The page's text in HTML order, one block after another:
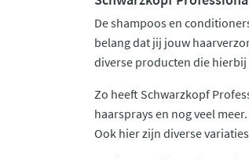
De shampoos en
belang dat jij jouw
diverse producten die hierbij
Zo heeft Schwarzkopf
haarsprays en nog veel
Ook hier zijn diverse